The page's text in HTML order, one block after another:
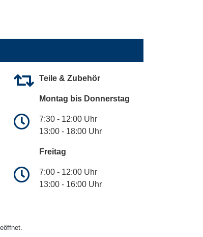
Teile & Zubehör
Montag bis Donnerstag
7:30 - 12:00 Uhr
13:00 - 18:00 Uhr
Freitag
7:00 - 12:00 Uhr
13:00 - 16:00 Uhr